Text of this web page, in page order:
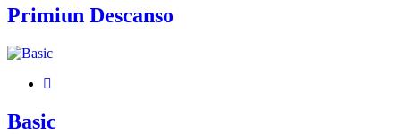
Primiun Descanso
Basic